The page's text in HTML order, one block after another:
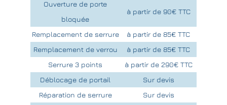
Ouverture de porte
bloquée
à partir de 90€ TTC
Remplacement de serrure
à partir de 85€ TTC
Remplacement de verrou
à partir de 85€ TTC
Serrure 3 points
à partir de 290€ TTC
Déblocage de portail
Sur devis
Réparation de serrure
Sur devis